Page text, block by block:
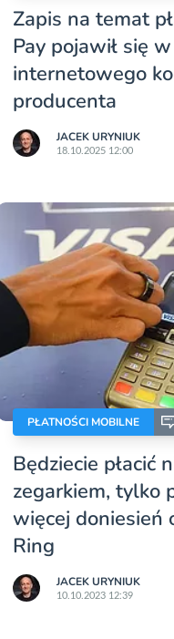
Zapis na temat
Pay pojawił się
internetowego
producenta
JACEK URYNIUK
18.10.2025 12:00
PŁATNOŚCI MOBILNE
Będziecie płacić
zegarkiem, tylko
więcej doniesień
Ring
JACEK URYNIUK
10.10.2023 12:39